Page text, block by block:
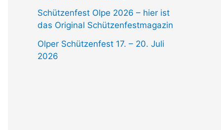
Schützenfest Olpe 2026 – hier ist
das Original Schützenfestmagazin
Olper Schützenfest 17. – 20. Juli
2026